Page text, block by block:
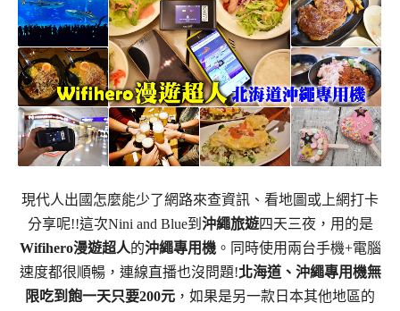
現代人出國怎麼能少了網路來查資訊、看地圖或上網打卡
分享呢!!這次Nini and Blue到 沖繩旅遊四天三夜，用的是
Wifihero漫遊超人的沖繩專用機。同時使用兩台手機+電腦
速度都很順暢，連線直播也沒問題!北海道、沖繩專用機無
限吃到飽一天只要200元 ，如果是另一款日本其他地區的